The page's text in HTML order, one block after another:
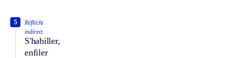
Réfléchi
indirect.
S'habiller,
enfiler
5